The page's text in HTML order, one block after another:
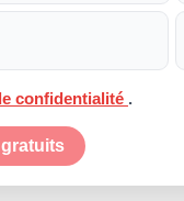
confidentialité .